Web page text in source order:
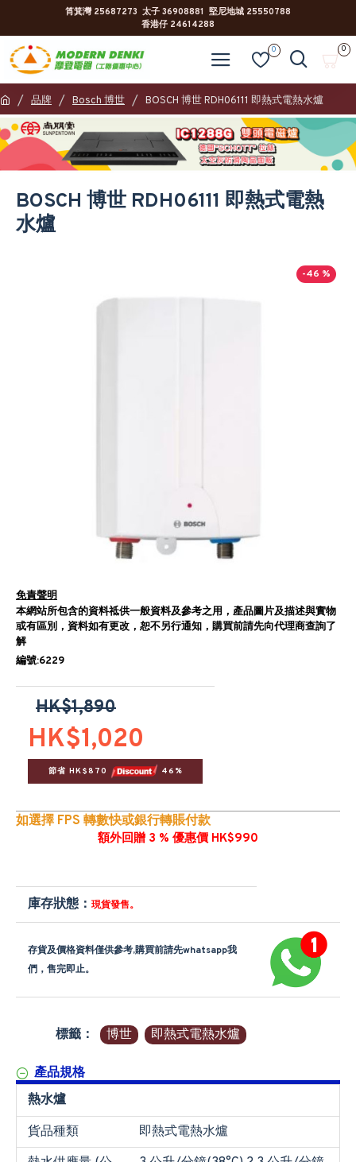
筲箕灣 25687273 太子 36908881 堅尼地城 25550788
香港仔 24614288
0 0
品牌 Bosch 博世 BOSCH 博世 RDH06111 即熱式電熱水爐
BOSCH 博世 RDH06111 即熱式電熱
水爐
-46 %
免責聲明
本網站所包含的資料祗供一般資料及參考之用，產品圖片及描述與實物
或有區別，資料如有更改，恕不另行通知，購買前請先向代理商查詢了
解
編號:6229
HK$1,020
HK$1,890
節省 HK$870 46%
如選擇 FPS 轉數快或銀行轉賬付款
額外回贈 3 % 優惠價 HK$990
庫存狀態： 現貨發售。
存貨及價格資料僅供參考,購買前請先whatsapp我
們，售完即止。
標籤： 博世 即熱式電熱水爐
產品規格
熱水爐
貨品種類
即熱式電熱水爐